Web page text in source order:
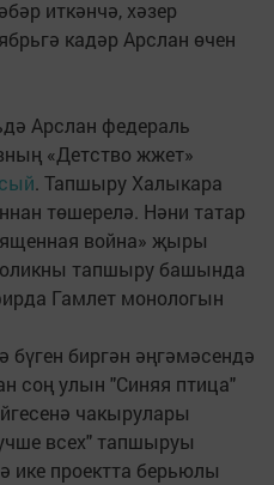
иткәнчә, хәзер
кадәр Арслан өчен
Арслан федераль
«Детство жжет»
. Тапшыру Халыкара
төшерелә. Нәни татар
война» җыры
тапшыру башында
Гамлет монологын
бүген биргән әңгәмәсендә
соң улын "Синяя птица"
чакырулары
всех" тапшыруы
ике проектта берьюлы